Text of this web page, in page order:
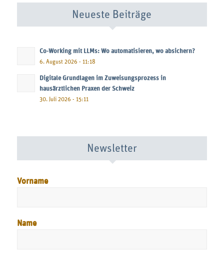
Neueste Beiträge
Co-Working mit LLMs: Wo automatisieren, wo absichern?
6. August 2026 - 11:18
Digitale Grundlagen im Zuweisungsprozess in
hausärztlichen Praxen der Schweiz
30. Juli 2026 - 15:11
Newsletter
Vorname
Name